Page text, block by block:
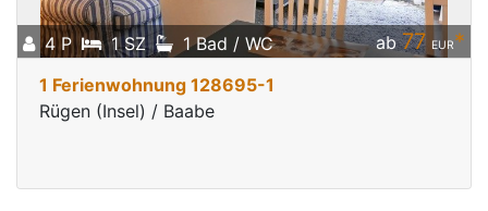
4 P 1 SZ 1 Bad / WC ab77 EUR*
1 Ferienwohnung 128695-1
Rügen (Insel) / Baabe